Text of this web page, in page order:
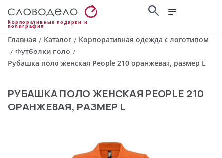
Корпоративные подарки и
полиграфия
Главная / Каталог / Корпоративная одежда с логотипом
/ Футболки поло /
Рубашка поло женская People 210 оранжевая, размер L
РУБАШКА ПОЛО ЖЕНСКАЯ PEOPLE 210
ОРАНЖЕВАЯ, РАЗМЕР L